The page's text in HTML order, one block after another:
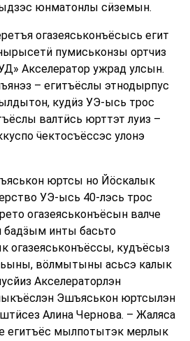
юнматонлы сӥземын.
огазеяськонъёсысь егит
пумиськонзы ортчиз
Акселератор ужрад улсын.
– егитъёслы этнодырпус
кудӥз УЭ-ысь трос
валтӥсь юрттэт луиз –
ӵектосъёссэс улонэ
юртсы но Йӧскалык
УЭ-ысь 40-лэсь трос
огазеяськонъёсын валче
бадӟым инты басьто
огазеяськонъёссы, кудъёсыз
вӧлмытыны асьсэ калык
Акселераторлэн
Эшъяськон юртсылэн
Алина Чернова. – Жаляса
егитъёс мылпотытэк мерлык